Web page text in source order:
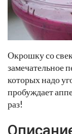
Окрошку со
замечательное
которых надо
пробуждает
раз!